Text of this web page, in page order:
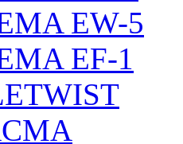
EW-5
EF-1